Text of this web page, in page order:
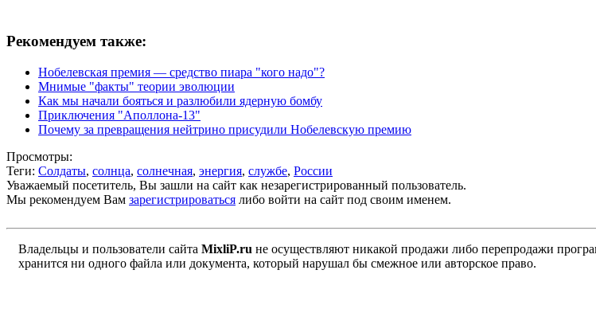
Рекомендуем также:
Нобелевская премия — средство пиара "кого надо"?
Мнимые "факты" теории эволюции
Как мы начали бояться и разлюбили ядерную бомбу
Приключения "Аполлона-13"
Почему за превращения нейтрино присудили Нобелевскую премию
Просмотры:
Теги: Солдаты, солнца, солнечная, энергия, службе, России
Уважаемый посетитель, Вы зашли на сайт как незарегистрированный пользователь.
Мы рекомендуем Вам зарегистрироваться либо войти на сайт под своим именем.
Владельцы и пользователи сайта MixliP.ru не осуществляют никакой продажи либо перепродажи
хранится ни одного файла или документа, который нарушал бы смежное или авторское право.